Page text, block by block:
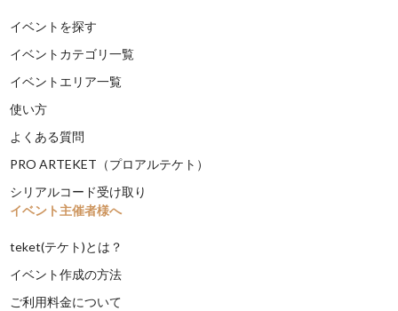
イベントを探す
イベントカテゴリ一覧
イベントエリア一覧
使い方
よくある質問
PRO ARTEKET（プロアルテケト）
シリアルコード受け取り
イベント主催者様へ
teket(テケト)とは？
イベント作成の方法
ご利用料金について